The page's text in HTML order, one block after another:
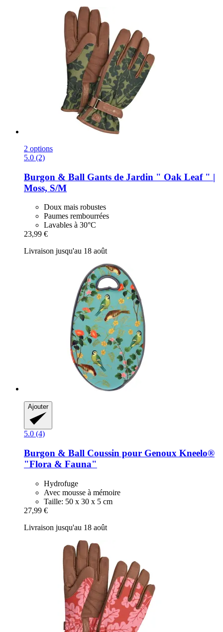
2 options
5.0 (2)
Burgon & Ball Gants de Jardin " Oak Leaf " |
Moss, S/M
Doux mais robustes
Paumes rembourrées
Lavables à 30°C
23,99 €
Livraison jusqu'au 18 août
Ajouter
5.0 (4)
Burgon & Ball Coussin pour Genoux Kneelo®
"Flora & Fauna"
Hydrofuge
Avec mousse à mémoire
Taille: 50 x 30 x 5 cm
27,99 €
Livraison jusqu'au 18 août